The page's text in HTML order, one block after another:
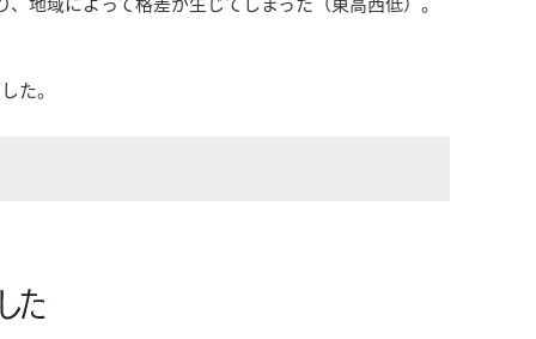
た。